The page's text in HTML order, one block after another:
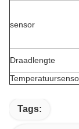
sensor
Draadlengte
Tags: